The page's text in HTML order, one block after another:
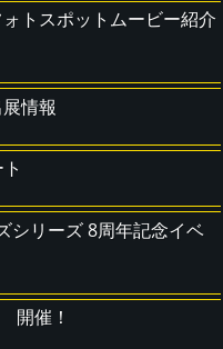
トスポットムービー紹介
情報
シリーズ 8周年記念イベ
開催！